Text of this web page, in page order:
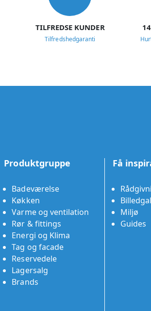
TILFREDSE KUNDER
Tilfredshedgaranti
Produktgruppe
Badeværelse
Køkken
Varme og ventilation
Rør & fittings
Energi og Klima
Tag og facade
Reservedele
Lagersalg
Brands
Få
Miljø
Guides